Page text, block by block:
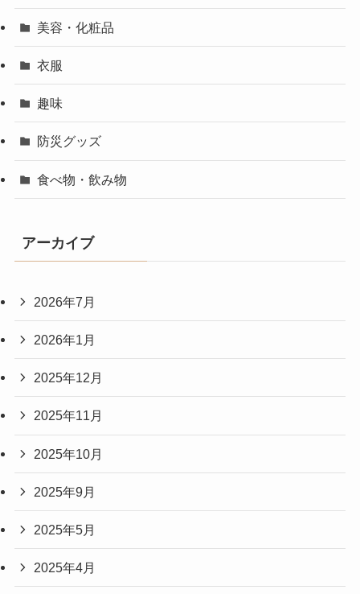
美容・化粧品
衣服
趣味
防災グッズ
食べ物・飲み物
アーカイブ
2026年7月
2026年1月
2025年12月
2025年11月
2025年10月
2025年9月
2025年5月
2025年4月